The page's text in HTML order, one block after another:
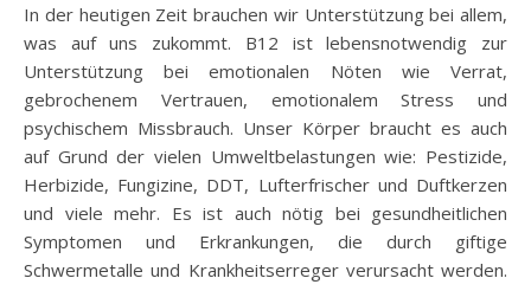
In der heutigen Zeit brauchen wir Unterstützung bei allem,
was auf uns zukommt. B12 ist lebensnotwendig zur
Unterstützung bei emotionalen Nöten wie Verrat,
gebrochenem Vertrauen, emotionalem Stress und
psychischem Missbrauch. Unser Körper braucht es auch
auf Grund der vielen Umweltbelastungen wie: Pestizide,
Herbizide, Fungizine, DDT, Lufterfrischer und Duftkerzen
und viele mehr. Es ist auch nötig bei gesundheitlichen
Symptomen und Erkrankungen, die durch giftige
Schwermetalle und Krankheitserreger verursacht werden.